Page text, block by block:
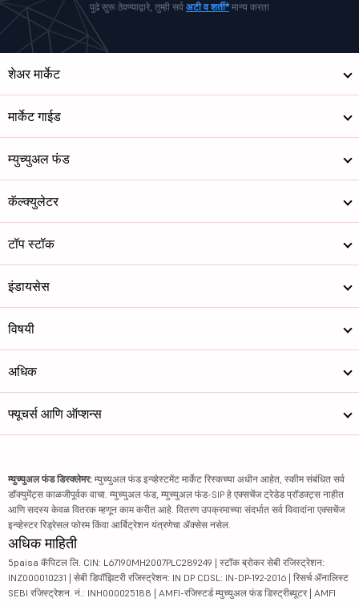
पुढे सुरू ठेवण्याद्वारे, तुम्ही सर्व अटी व शर्ती*मान्य करता
शेअर मार्केट
मार्केट गाईड
म्युच्युअल फंड
कॅल्क्युलेटर
टॉप स्टॉक
इंडायसेस
विषयी
अधिक
फ्यूचर्स आणि ऑप्शन्स
म्युच्युअल फंड डिस्क्लेमर: म्युच्युअल फंड इन्व्हेस्टमेंट मार्केट रिस्कच्या अधीन आहेत, स्कीम संबंधित सर्व
डॉक्युमेंट्स काळजीपूर्वक वाचा. म्युच्युअल फंड, म्युच्युअल फंड-SIP हे एक्सचेंज ट्रेडेड प्रॉडक्ट्स नाहीत
आणि सदस्य केवळ वितरक म्हणून काम करीत आहे. वितरण उपक्रमाच्या संदर्भात सर्व विवादांना एक्सचेंज
इन्व्हेस्टर रिड्रेसल फोरम किंवा आर्बिट्रेशन यंत्रणेचा ॲक्सेस नसेल.
अधिक माहिती
5paisa कॅपिटल लि. CIN: L67190MH2007PLC289249 | स्टॉक ब्रोकर सेबी रजिस्ट्रेशन:
INZ000010231 | सेबी डिपॉझिटरी रजिस्ट्रेशन: IN DP CDSL: IN-DP-192-2016 | रिसर्च ॲनालिस्ट
SEBI रजिस्ट्रेशन. नं.: INH000025188 | AMFI-रजिस्टर्ड म्युच्युअल फंड डिस्ट्रीब्यूटर | AMFI